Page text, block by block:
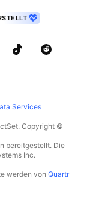
Services
Copyright ©
bereitgestellt. Die
Inc.
werden von Quartr